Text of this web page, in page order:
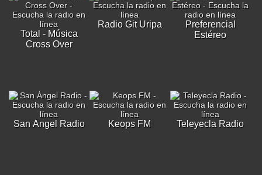
Total - Música
Cross Over
Radio Git Uripa
Preferencial
Estéreo
San Ángel Radio Keops FM Teleyecla Radio